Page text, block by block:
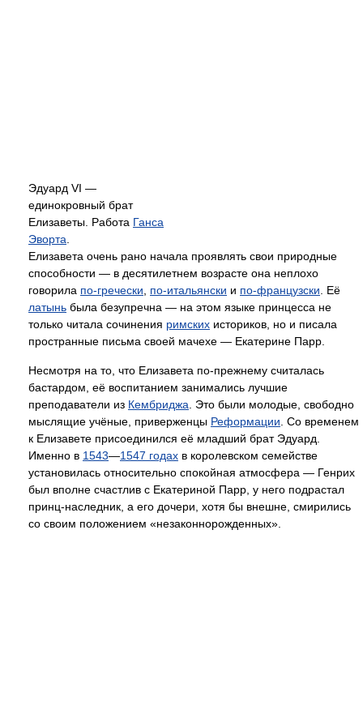
Эдуард VI —
единокровный брат
Елизаветы. Работа Ганса
Эворта
Елизавета очень рано начала проявлять свои природные
способности — в десятилетнем возрасте она неплохо
говорила по-гречески по-итальянски и по-французски . Её
латынь была безупречна — на этом языке принцесса не
только читала сочинения римских историков, но и писала
пространные письма своей мачехе — Екатерине Парр.
Несмотря на то, что Елизавета по-прежнему считалась
бастардом, её воспитанием занимались лучшие
преподаватели из Кембриджа . Это были молодые, свободно
мыслящие учёные, приверженцы Реформации . Со временем
к Елизавете присоединился её младший брат Эдуард.
Именно в 1543—1547 годах в королевском семействе
установилась относительно спокойная атмосфера — Генрих
был вполне счастлив с Екатериной Парр, у него подрастал
принц-наследник, а его дочери, хотя бы внешне, смирились
со своим положением «незаконнорожденных».